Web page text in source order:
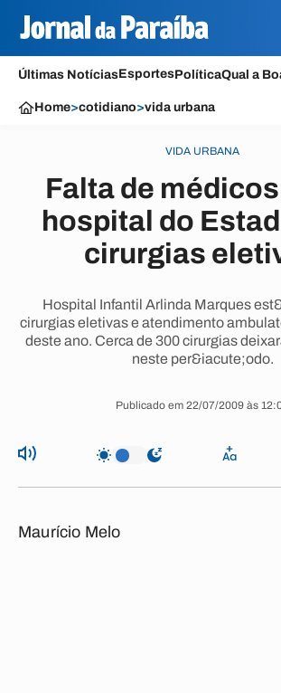
Últimas NotíciasEsportesPolíticaQual a
Home>cotidiano>vida urbana
VIDA URBANA
Falta de
hospital do
cirurgias
Hospital Infantil Arlinda Marques
cirurgias eletivas e atendimento
deste ano. Cerca de 300 cirurgias
neste per&iacute;odo.
Publicado em 22/07/2009 às
Maurício Melo